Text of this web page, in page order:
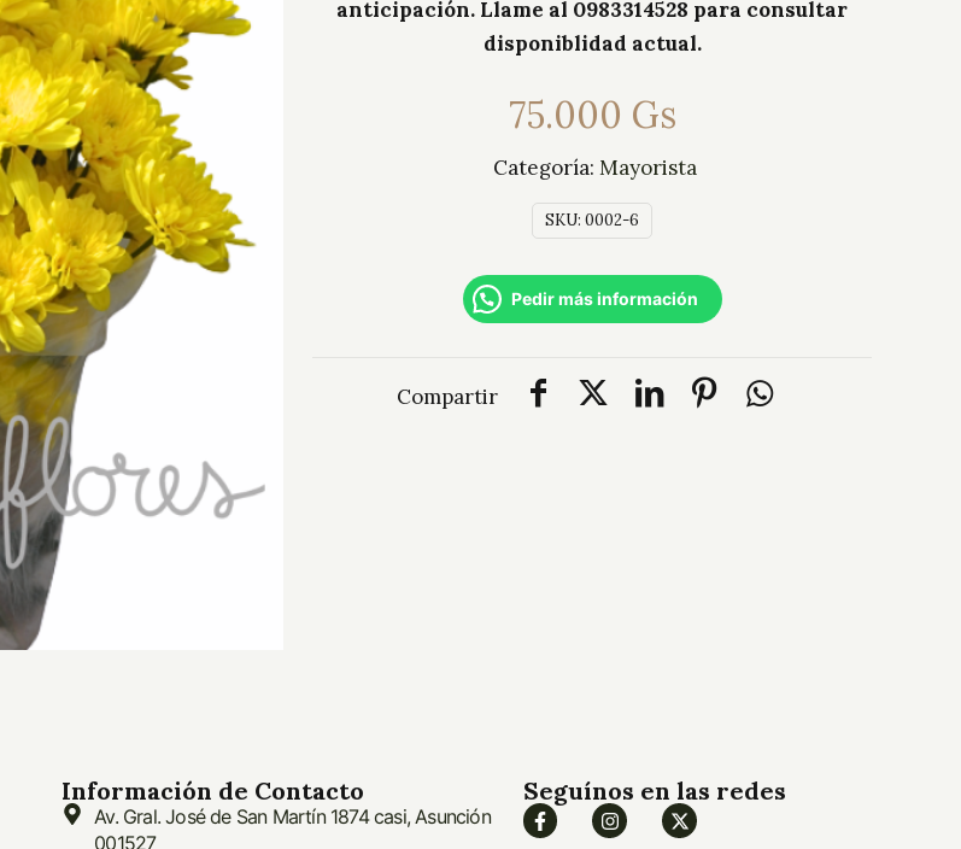
anticipación. Llame al 0983314528 para consultar
disponiblidad actual.
75.000 Gs
SKU: 0002-6
Categoría: Mayorista
Pedir más información
Compartir
Información de Contacto
Av. Gral. José de San Martín 1874 casi, Asunción
001527
Seguínos en las redes